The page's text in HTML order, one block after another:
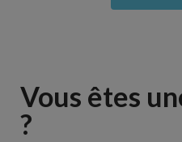
Vous êtes
?